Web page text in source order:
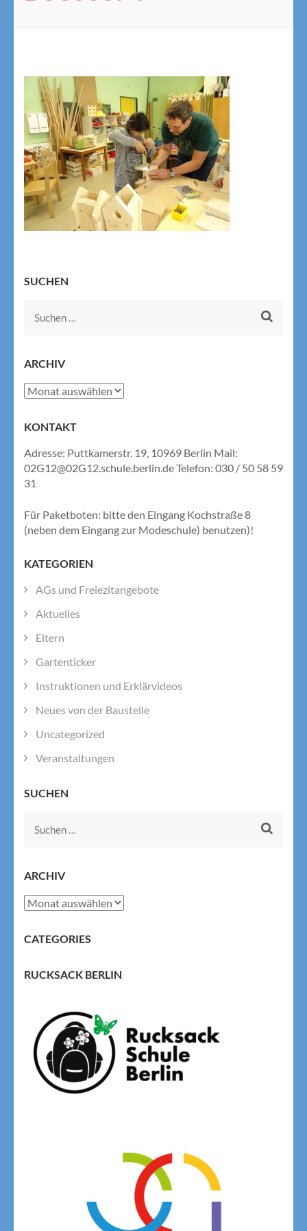
SUCHEN
Suchen
ARCHIV
Archiv
KONTAKT
Adresse: Puttkamerstr. 19, 10969 Berlin Mail:
02G12@02G12.schule.berlin.de Telefon: 030 / 50 58 59
31
Für Paketboten: bitte den Eingang Kochstraße 8
(neben dem Eingang zur Modeschule) benutzen)!
KATEGORIEN
AGs und Freiezitangebote
Aktuelles
Eltern
Gartenticker
Instruktionen und Erklärvideos
Neues von der Baustelle
Uncategorized
Veranstaltungen
SUCHEN
Suchen
ARCHIV
Archiv
CATEGORIES
RUCKSACK BERLIN